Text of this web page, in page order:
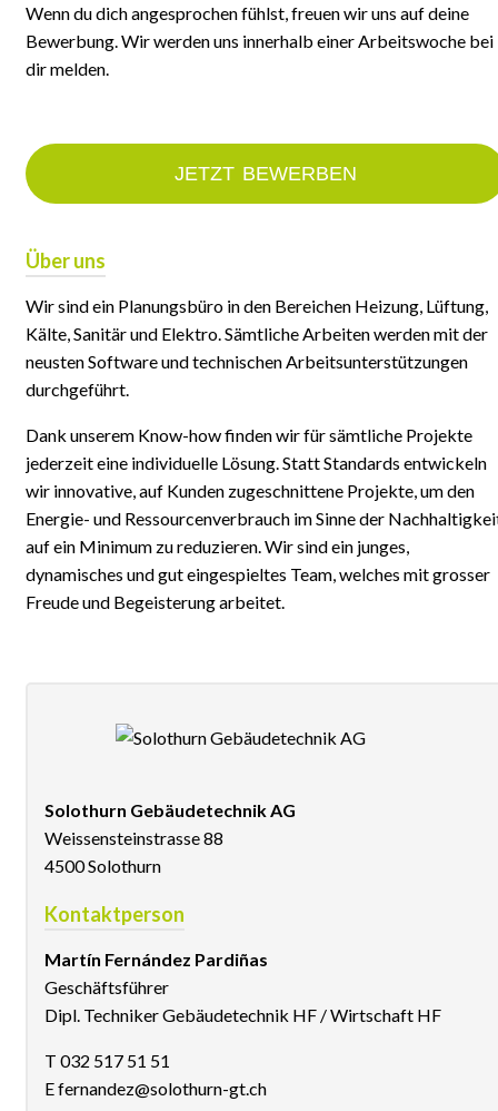
Wenn du dich angesprochen fühlst, freuen wir uns auf deine
Bewerbung. Wir werden uns innerhalb einer Arbeitswoche bei
dir melden.
JETZT BEWERBEN
Über uns
Wir sind ein Planungsbüro in den Bereichen Heizung, Lüftung,
Kälte, Sanitär und Elektro. Sämtliche Arbeiten werden mit der
neusten Software und technischen Arbeitsunterstützungen
durchgeführt.
Dank unserem Know-how finden wir für sämtliche Projekte
jederzeit eine individuelle Lösung. Statt Standards entwickeln
wir innovative, auf Kunden zugeschnittene Projekte, um den
Energie- und Ressourcenverbrauch im Sinne der
auf ein Minimum zu reduzieren. Wir sind ein junges,
dynamisches und gut eingespieltes Team, welches mit grosser
Freude und Begeisterung arbeitet.
Solothurn Gebäudetechnik AG
Weissensteinstrasse 88
4500 Solothurn
Kontaktperson
Martín Fernández Pardiñas
Geschäftsführer
Dipl. Techniker Gebäudetechnik HF / Wirtschaft HF
T 032 517 51 51
E fernandez@solothurn-gt.ch